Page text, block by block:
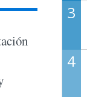
3
4